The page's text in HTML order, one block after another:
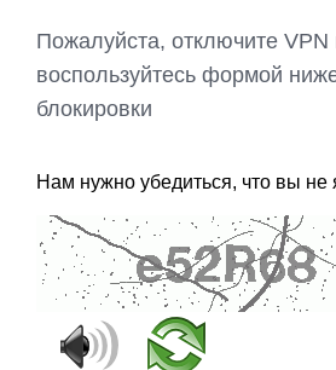
Пожалуйста, отключите VPN
воспользуйтесь формой
блокировки
Нам нужно убедиться, что вы не